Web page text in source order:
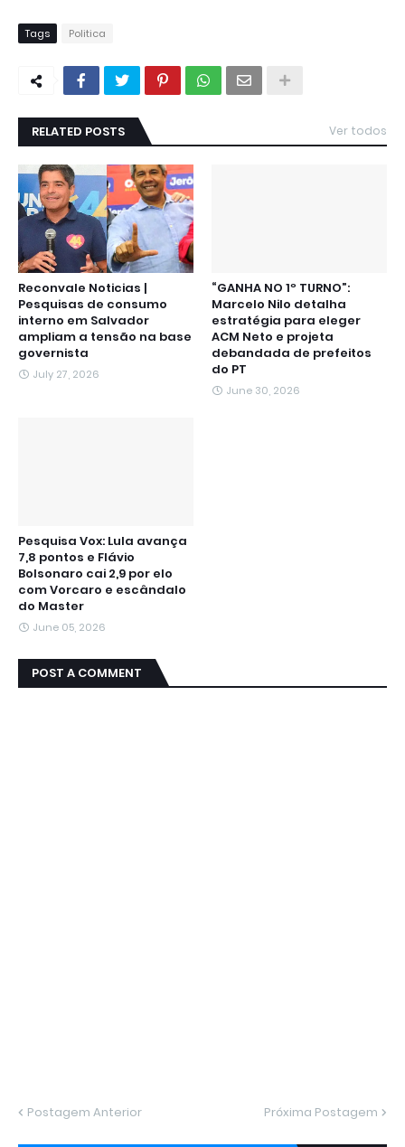
Tags Politica
RELATED POSTS Ver todos
Reconvale Noticias |
Pesquisas de consumo
interno em Salvador
ampliam a tensão na base
governista
July 27, 2026
“GANHA NO 1º TURNO”:
Marcelo Nilo detalha
estratégia para eleger
ACM Neto e projeta
debandada de prefeitos
do PT
June 30, 2026
Pesquisa Vox: Lula avança
7,8 pontos e Flávio
Bolsonaro cai 2,9 por elo
com Vorcaro e escândalo
do Master
June 05, 2026
POST A COMMENT
Postagem Anterior Próxima Postagem